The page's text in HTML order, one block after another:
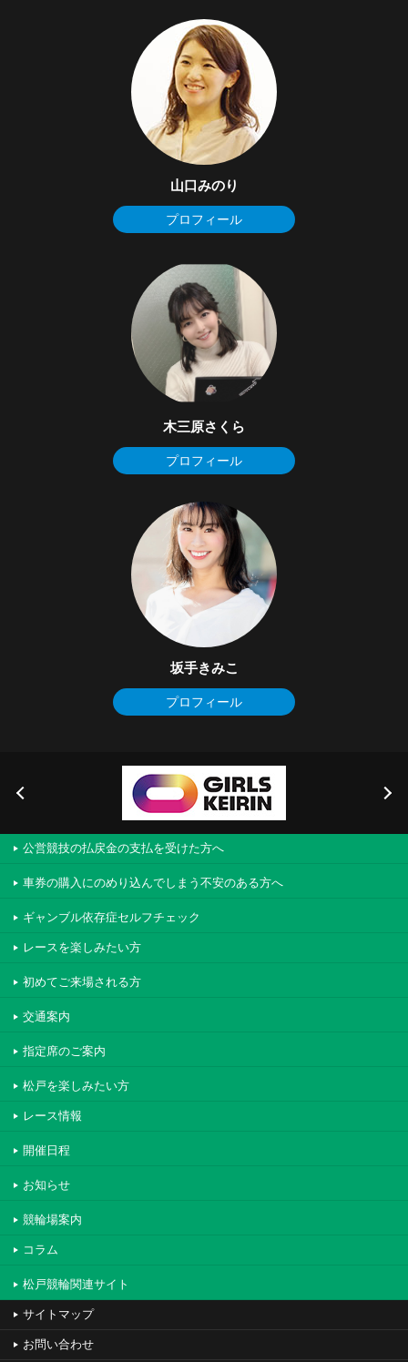
山口みのり
プロフィール
木三原さくら
プロフィール
坂手きみこ
プロフィール
公営競技の払戻金の支払を受けた方へ
車券の購入にのめり込んでしまう不安のある方へ
ギャンブル依存症セルフチェック
レースを楽しみたい方
初めてご来場される方
交通案内
指定席のご案内
松戸を楽しみたい方
レース情報
開催日程
お知らせ
競輪場案内
コラム
松戸競輪関連サイト
サイトマップ
お問い合わせ